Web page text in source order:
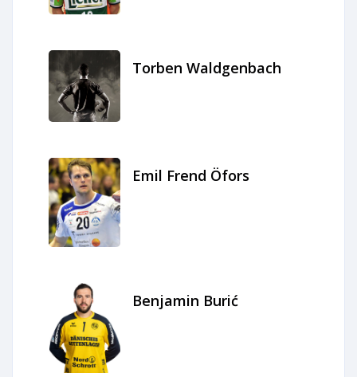
Torben Waldgenbach
Emil Frend Öfors
Benjamin Burić